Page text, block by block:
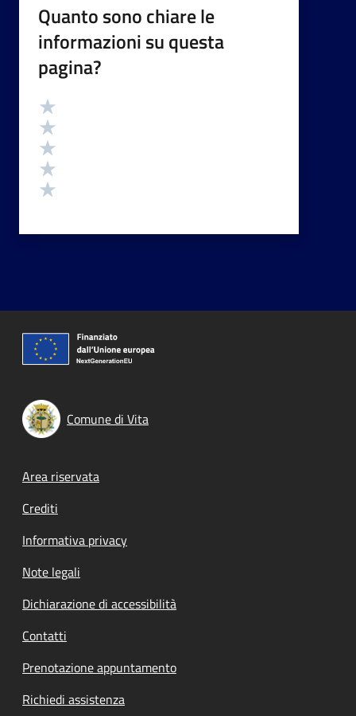
Quanto sono chiare le
informazioni su questa
pagina?
Valutazione
Comune di Vita
Footer menu
Area riservata
Crediti
Informativa privacy
Note legali
Dichiarazione di accessibilità
Contatti
Prenotazione appuntamento
Richiedi assistenza